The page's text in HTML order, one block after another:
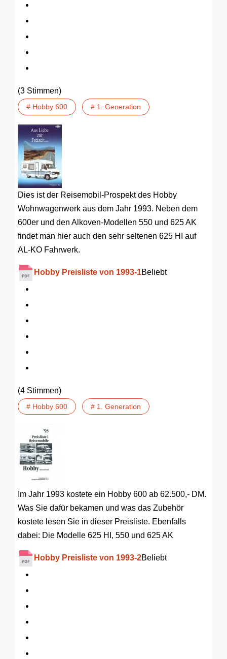
(3 Stimmen)
# Hobby 600 # 1. Generation
Dies ist der Reisemobil-Prospekt des Hobby
Wohnwagenwerk aus dem Jahr 1993. Neben dem
600er und den Alkoven-Modellen 550 und 625 AK
findet man hier auch den sehr seltenen 625 HI auf
AL-KO Fahrwerk.
Hobby Preisliste von 1993-1Beliebt
(4 Stimmen)
# Hobby 600 # 1. Generation
Im Jahr 1993 kostete ein Hobby 600 ab 62.500,- DM.
Was Sie dafür bekamen und was das Zubehör
kostete lesen Sie in dieser Preisliste. Ebenfalls
dabei: Die Modelle 625 HI, 550 und 625 AK
Hobby Preisliste von 1993-2Beliebt